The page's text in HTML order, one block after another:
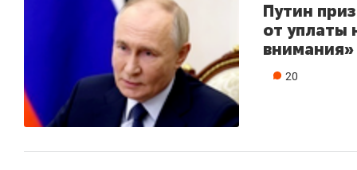
Путин
от уплаты
внимания»
20